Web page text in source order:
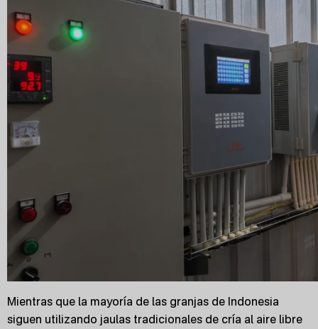
Mientras que la mayoría de las granjas de Indonesia
siguen utilizando jaulas tradicionales de cría al aire libre